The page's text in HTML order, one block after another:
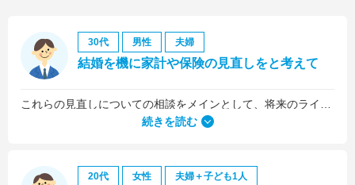
30代 男性 夫婦
結婚を機に家計や保険の見直しをと考えて
続きを読む
20代 女性 夫婦＋子ども1人